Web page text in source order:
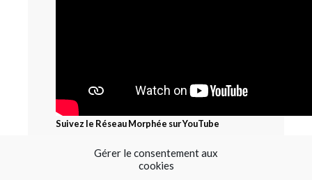
Gérer le consentement aux
cookies
Suivez le Réseau Morphée sur YouTube